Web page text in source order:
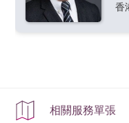
香
相關服務單張